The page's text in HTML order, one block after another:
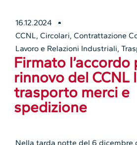
16.12.2024
CCNL,Circolari,Contrattazione
Lavoro e Relazioni Industriali,
Firmato l’accordo
rinnovo del CCNL
trasporto merci e
spedizione
Nella tarda notte del 6 dicembre